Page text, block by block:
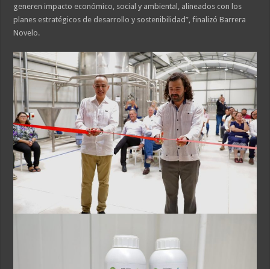
generen impacto económico, social y ambiental, alineados con los
planes estratégicos de desarrollo y sostenibilidad”, finalizó Barrera
Novelo.